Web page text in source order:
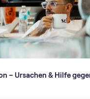
– Ursachen & Hilfe